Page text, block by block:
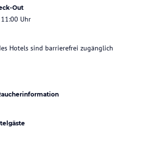
Out
Uhr
Hotels sind barrierefrei zugänglich